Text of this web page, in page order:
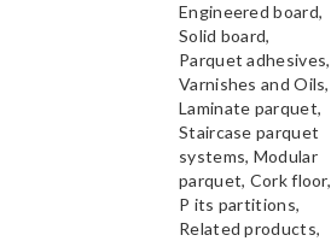
Engineered board,
Solid board,
Parquet adhesives,
Varnishes and Oils,
Laminate parquet,
Staircase parquet
systems, Modular
parquet, Cork floor,
P its partitions,
Related products,